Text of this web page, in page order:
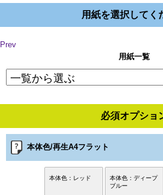
用紙を選択してく
Prev
用紙一覧
必須オプショ
本体色/再生A4フラット
本体色：レッド
本体色：ディープ
ブルー